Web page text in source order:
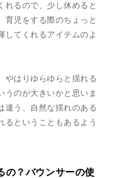
れるので、少し休めると
育児をする際のちょっと
してくれるアイテムのよ
やはりゆらゆらと揺れる
うのが大きいかと思いま
違う、自然な揺れのある
るということもあるよう
の？バウンサーの使